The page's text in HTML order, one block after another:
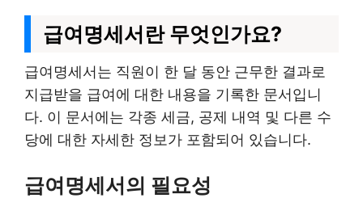
급여명세서란 무엇인가요?
급여명세서는 직원이 한 달 동안 근무한 결과로
지급받을 급여에 대한 내용을 기록한 문서입니
다. 이 문서에는 각종 세금, 공제 내역 및 다른 수
당에 대한 자세한 정보가 포함되어 있습니다.
급여명세서의 필요성